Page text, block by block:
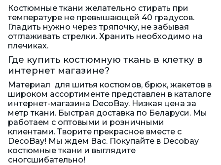
Костюмные ткани желательно стирать при
температуре не превышающей 40 градусов.
Гладить нужно через тряпочку, не забывая
отглаживать стрелки. Хранить необходимо на
плечиках.
Где купить костюмную ткань в клетку в
интернет магазине?
Материал для шитья костюмов, брюк, жакетов в
широком ассортименте представлен в каталоге
интернет-магазина DecoBay. Низкая цена за
метр ткани. Быстрая доставка по Беларуси. Мы
работаем с оптовыми и розничными
клиентами. Творите прекрасное вместе с
DecoBay! Мы ждем Вас. Покупайте в Decobay
костюмные ткани и выглядите
сногсшибательно!